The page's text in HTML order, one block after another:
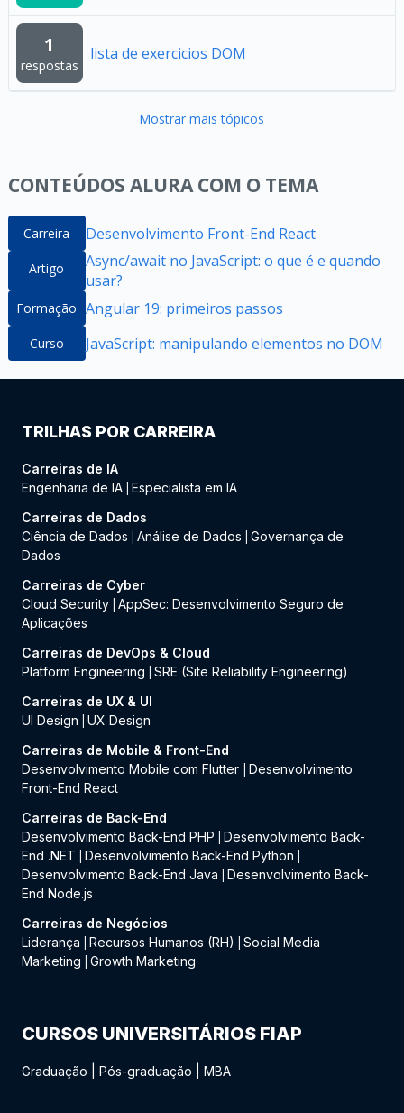
1
respostas
lista de exercicios DOM
Mostrar mais tópicos
CONTEÚDOS ALURA COM O TEMA
Carreira Desenvolvimento Front-End React
Artigo
Async/await no JavaScript: o que é e quando
usar?
Formação Angular 19: primeiros passos
Curso JavaScript: manipulando elementos no DOM
TRILHAS POR CARREIRA
Carreiras de IA
Engenharia de IA Especialista em IA
Carreiras de Dados
Ciência de Dados
Análise de Dados
Governança de
Dados
Carreiras de Cyber
Cloud Security AppSec: Desenvolvimento Seguro de
Aplicações
Carreiras de DevOps & Cloud
Platform Engineering
SRE (Site Reliability Engineering)
Carreiras de UX & UI
UI Design
UX Design
Carreiras de Mobile & Front-End
Desenvolvimento Mobile com Flutter
Desenvolvimento
Front-End React
Carreiras de Back-End
Desenvolvimento Back-End PHP
Desenvolvimento Back-
End .NET
Desenvolvimento Back-End Python
Desenvolvimento Back-End Java
Desenvolvimento Back-
End Node.js
Carreiras de Negócios
Liderança
Recursos Humanos (RH)
Social Media
Marketing
Growth Marketing
CURSOS UNIVERSITÁRIOS FIAP
Graduação Pós-graduação MBA